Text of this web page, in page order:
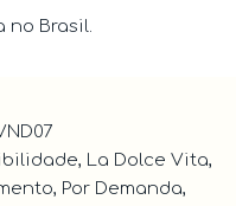
no Brasil.
, La Dolce Vita,
, Por Demanda,